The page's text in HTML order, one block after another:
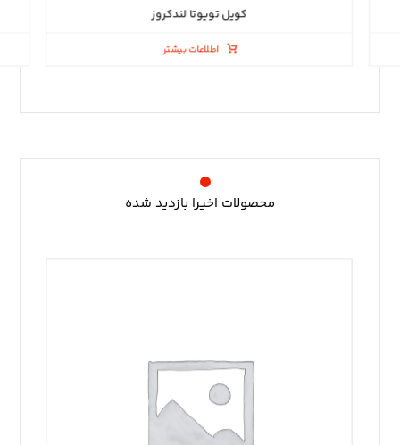
کویل تویوتا لندکروز
اطلاعات بیشتر
محصولات اخیرا بازدید شده